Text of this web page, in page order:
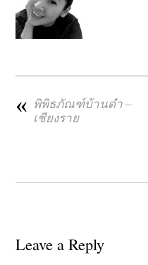
« พิพิธภัณฑ์บ้านดำ –
เชียงราย
Leave a Reply